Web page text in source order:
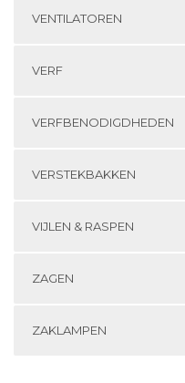
VENTILATOREN
VERF
VERFBENODIGDHEDEN
VERSTEKBAKKEN
VIJLEN & RASPEN
ZAGEN
ZAKLAMPEN